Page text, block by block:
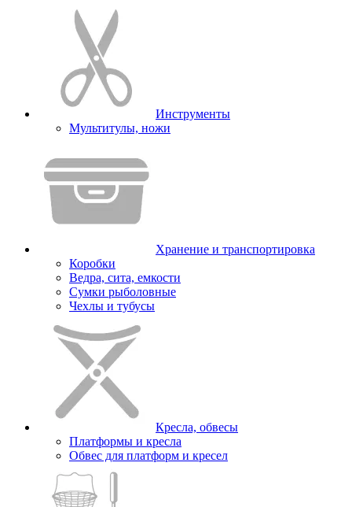
Инструменты
Мультитулы, ножи
Хранение и транспортировка
Коробки
Ведра, сита, емкости
Сумки рыболовные
Чехлы и тубусы
Кресла, обвесы
Платформы и кресла
Обвес для платформ и кресел